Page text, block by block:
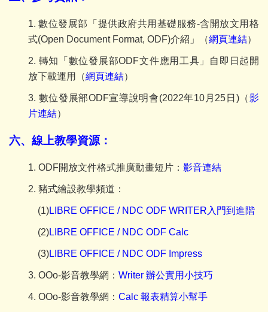
1. 數位發展部「提供政府共用基礎服務-含開放文用格
式(Open Document Format, ODF)介紹」（網頁連結）
2. 轉知「數位發展部ODF文件應用工具」自即日起開
放下載運用（網頁連結）
3. 數位發展部ODF宣導說明會(2022年10月25日)（影
片連結）
六、線上教學資源：
1. ODF開放文件格式推廣動畫短片： 影音連結
2. 豬式繪設教學頻道：
(1)LIBRE OFFICE / NDC ODF WRITER入門到進階
(2)LIBRE OFFICE / NDC ODF Calc
(3)LIBRE OFFICE / NDC ODF Impress
3. OOo-影音教學網： Writer 辦公實用小技巧
4. OOo-影音教學網： Calc 報表精算小幫手